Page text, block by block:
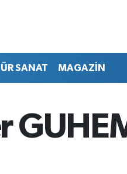
SANAT MAGAZİN